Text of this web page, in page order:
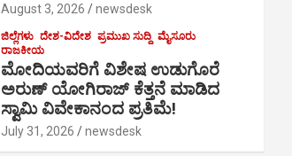
August 3, 2026 newsdesk
ಜಿಲ್ಲೆಗಳು ದೇಶ-ವಿದೇಶ ಪ್ರಮುಖ ಸುದ್ದಿ ಮೈಸೂರು
ರಾಜಕೀಯ
ಮೋದಿಯವರಿಗೆ ವಿಶೇಷ ಉಡುಗೊರೆ
ಅರುಣ್ ಯೋಗಿರಾಜ್ ಕೆತ್ತನೆ ಮಾಡಿದ
ಸ್ವಾಮಿ ವಿವೇಕಾನಂದ ಪ್ರತಿಮೆ!
July 31, 2026 newsdesk